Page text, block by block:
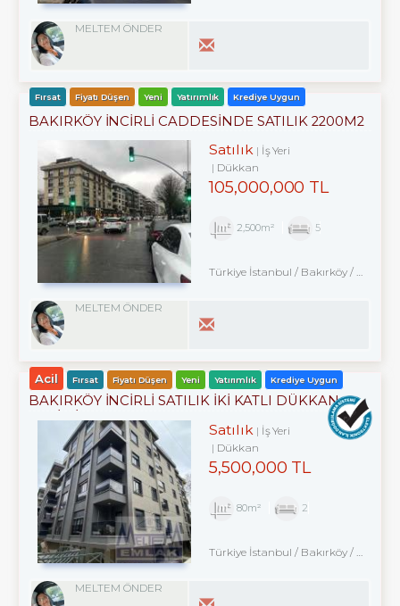
MELTEM ÖNDER
Fırsat Fiyatı Düşen Yeni Yatırımlık Krediye Uygun
BAKIRKÖY İNCİRLİ CADDESINDE SATILIK 2200M2
ACİL DÜKKAN
Satılık
İş Yeri
Dükkan
105,000,000 TL
2,500m² 5
Türkiye İstanbul / Bakırköy/ Zuhuratbaba
MELTEM ÖNDER
Acil Fırsat Fiyatı Düşen Yeni Yatırımlık Krediye Uygun
BAKIRKÖY İNCİRLİ SATILIK İKİ KATLI DÜKKAN
YENİ BİNA
Satılık
İş Yeri
Dükkan
5,500,000 TL
80m² 2
Türkiye İstanbul / Bakırköy/ Kartaltepe
MELTEM ÖNDER